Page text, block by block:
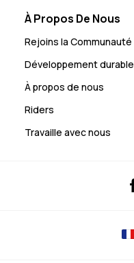
À Propos De Nous
Rejoins la Communauté
Développement durable
À propos de nous
Riders
Travaille avec nous